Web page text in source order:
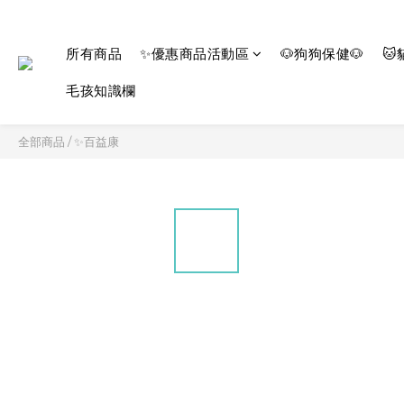
所有商品 ✨優惠商品活動區 🐶狗狗保健🐶 🐱
毛孩知識欄
全部商品 /✨百益康